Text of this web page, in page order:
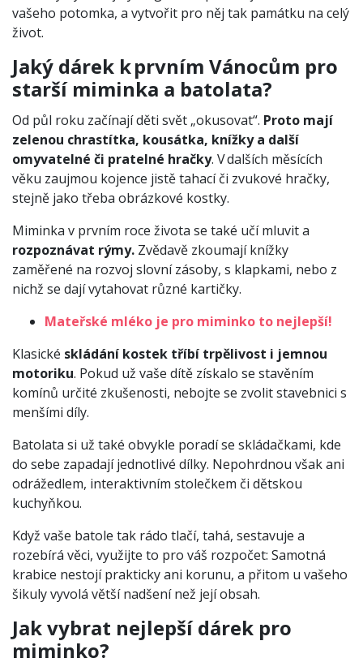
vašeho potomka, a vytvořit pro něj tak památku na celý
život.
Jaký dárek k prvním Vánocům pro
starší miminka a batolata?
Od půl roku začínají děti svět „okusovat“. Proto mají
zelenou chrastítka, kousátka, knížky a další
omyvatelné či pratelné hračky. V dalších měsících
věku zaujmou kojence jistě tahací či zvukové hračky,
stejně jako třeba obrázkové kostky.
Miminka v prvním roce života se také učí mluvit a
rozpoznávat rýmy. Zvědavě zkoumají knížky
zaměřené na rozvoj slovní zásoby, s klapkami, nebo z
nichž se dají vytahovat různé kartičky.
Mateřské mléko je pro miminko to nejlepší!
Klasické skládání kostek tříbí trpělivost i jemnou
motoriku. Pokud už vaše dítě získalo se stavěním
komínů určité zkušenosti, nebojte se zvolit stavebnici s
menšími díly.
Batolata si už také obvykle poradí se skládačkami, kde
do sebe zapadají jednotlivé dílky. Nepohrdnou však ani
odrážedlem, interaktivním stolečkem či dětskou
kuchyňkou.
Když vaše batole tak rádo tlačí, tahá, sestavuje a
rozebírá věci, využijte to pro váš rozpočet: Samotná
krabice nestojí prakticky ani korunu, a přitom u vašeho
šikuly vyvolá větší nadšení než její obsah.
Jak vybrat nejlepší dárek pro
miminko?